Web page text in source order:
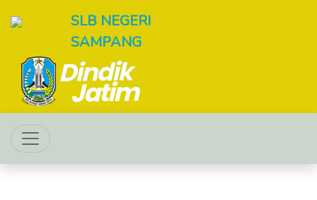
SLB NEGERI
SAMPANG